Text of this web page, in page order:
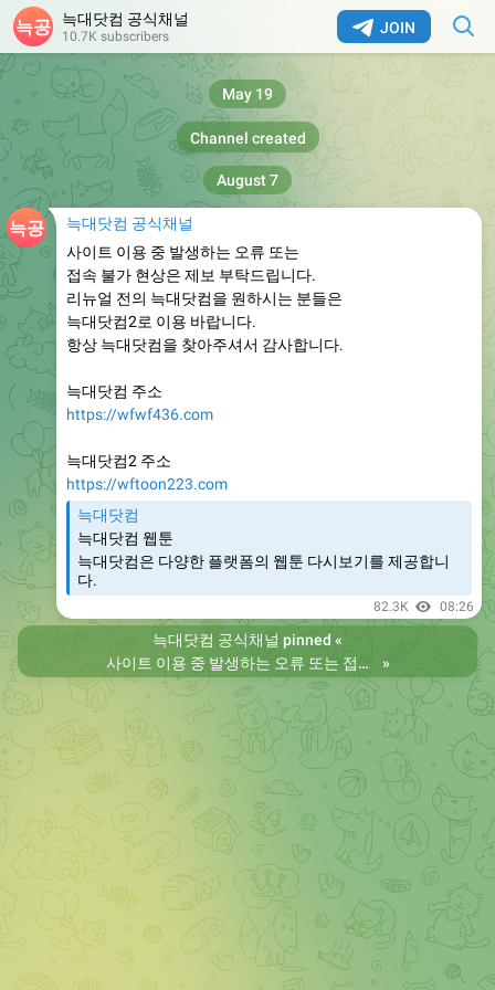
JOIN
늑대닷컴 공식채널
10.7K subscribers
Channel created
May 19
늑대닷컴 공식채널
사이트 이용 중 발생하는 오류 또는
접속 불가 현상은 제보 부탁드립니다.
리뉴얼 전의 늑대닷컴을 원하시는 분들은
늑대닷컴2로 이용 바랍니다.
항상 늑대닷컴을 찾아주셔서 감사합니다.
늑대닷컴 주소
https://wfwf436.com
늑대닷컴2 주소
https://wftoon223.com
늑대닷컴
늑대닷컴 웹툰
늑대닷컴은 다양한 플랫폼의 웹툰 다시보기를 제공합니
다.
82.3K 08:26
August 7
늑대닷컴 공식채널 pinned «
사이트 이용 중 발생하는 오류 또는 접속 불가 현상은 제보 부탁드립니다. 리뉴얼 전의 늑대닷컴을 원하시는 분들은 늑대닷컴2로 이용 바랍니다. 항상 늑대닷컴을 찾아주셔서 감사합니다. 늑대닷컴 주소 https://wfwf436.com 늑대닷컴2 주소 https://wftoon223.com
»